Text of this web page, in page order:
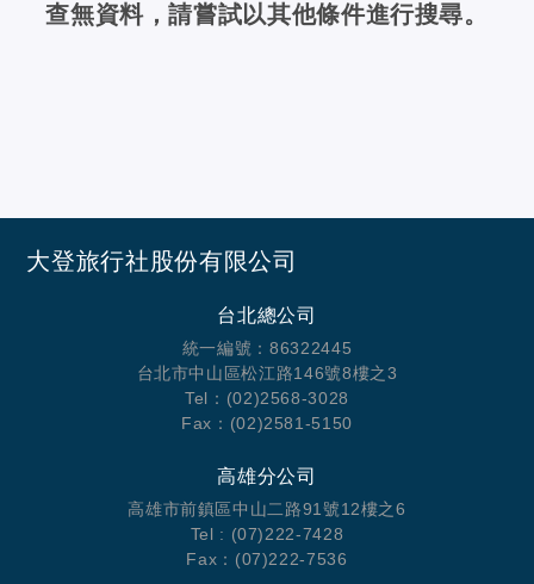
查無資料，請嘗試以其他條件進行搜尋。
大登旅行社股份有限公司
台北總公司
統一編號：86322445
台北市中山區松江路146號8樓之3
Tel：(02)2568-3028
Fax：(02)2581-5150
高雄分公司
高雄市前鎮區中山二路91號12樓之6
Tel : (07)222-7428
Fax：(07)222-7536